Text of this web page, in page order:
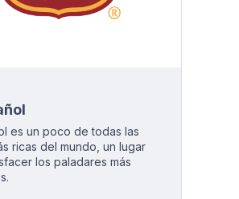
es un poco de todas las
ricas del mundo, un lugar
los paladares más